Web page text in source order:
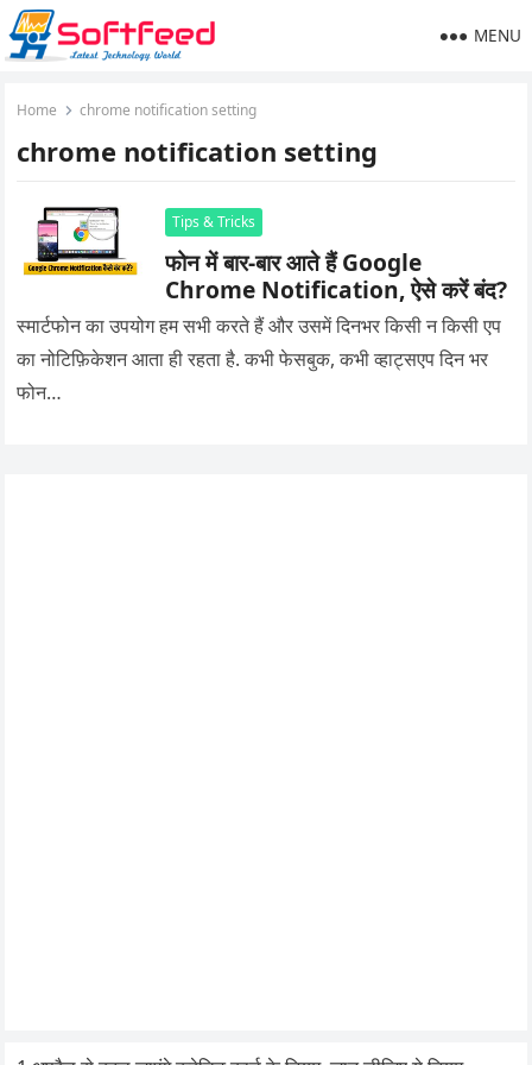
MENU
Home chrome notification setting
chrome notification setting
Tips & Tricks
फोन में बार-बार आते हैं Google
Chrome Notification, ऐसे करें बंद?
स्मार्टफोन का उपयोग हम सभी करते हैं और उसमें दिनभर किसी न किसी एप
का नोटिफ़िकेशन आता ही रहता है. कभी फेसबुक, कभी व्हाट्सएप दिन भर
फोन…